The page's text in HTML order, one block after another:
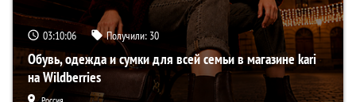
03:10:05 Получили: 30
Обувь, одежда и сумки для всей семьи в магазине kari
на Wildberries